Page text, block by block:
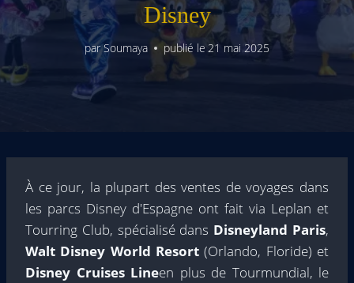
Disney
parSoumaya publié le 21 mai 2025
À ce jour, la plupart des ventes de voyages dans
les parcs Disney d'Espagne ont fait via Leplan et
Tourring Club, spécialisé dans Disneyland Paris,
Walt Disney World Resort(Orlando, Floride) et
Disney Cruises Lineen plus de Tourmundial, le